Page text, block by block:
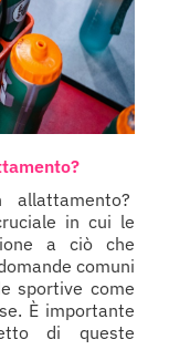
in cui le
a ciò che
comuni
sportive come
È importante
di queste